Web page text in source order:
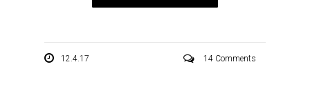
12.4.17 14 Comments